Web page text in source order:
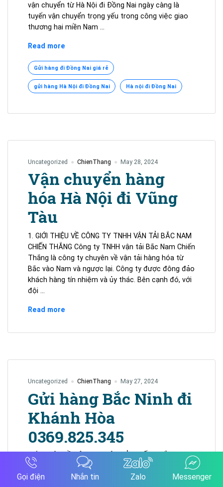
vận chuyển từ Hà Nội đi Đồng Nai ngày càng là
tuyến vận chuyển trọng yếu trong công việc giao
thương hai miền Nam …
Read more
HÀNG
HÓA
TUYẾN
VẬN
TẢI
NAM
Gửi hàng đi Đồng Nai giá rẻ
gửi hàng Hà Nội đi Đồng Nai Hà nội đi Đồng Nai
Uncategorized ChienThang May 28, 2024
Vận chuyển hàng
hóa Hà Nội đi Vũng
Tàu
1. GIỚI THIỆU VỀ CÔNG TY TNHH VẬN TẢI BẮC NAM
CHIẾN THẮNG Công ty TNHH vận tải Bắc Nam Chiến
Thắng là công ty chuyên về vận tải hàng hóa từ
Bắc vào Nam và ngược lại. Công ty được đông đảo
khách hàng tín nhiệm và ủy thác. Bên cạnh đó, với
đội …
Read more
hàng
Vũng
Tàu
Uncategorized ChienThang May 27, 2024
Gửi hàng Bắc Ninh đi
Khánh Hòa
0369.825.345
GIỚI THIỆU VỀ CÔNG TY VẬN TẢI CHIẾN THẮNG
Công ty TNHH Vận Tải Bắc Nam Chiến Thắng là
công ty vận chuyển hàng hoá hai chiều từ Bắc Ninh
Gọi điện Nhắn tin Zalo Messenger